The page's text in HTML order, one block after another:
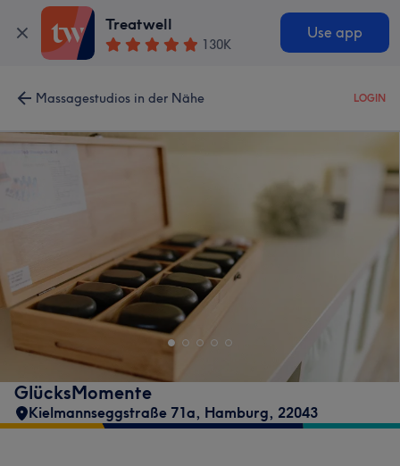
Treatwell
130K
Use app
Massagestudios in der Nähe LOGIN
GlücksMomente
Kielmannseggstraße 71a, Hamburg, 22043